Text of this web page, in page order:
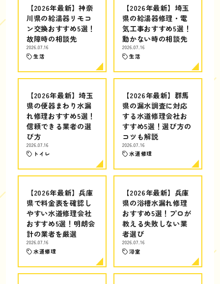
【2026年最新】神奈
川県の給湯器リモコ
ン交換おすすめ5選！
故障時の相談先
2026.07.16
生活
【2026年最新】埼玉
県の給湯器修理・電
気工事おすすめ5選！
動かない時の相談先
2026.07.16
生活
【2026年最新】埼玉
県の便器まわり水漏
れ修理おすすめ5選！
信頼できる業者の選
び方
2026.07.16
トイレ
【2026年最新】群馬
県の漏水調査に対応
する水道修理会社お
すすめ5選！選び方の
コツも解説
2026.07.16
水道修理
【2026年最新】兵庫
県で料金表を確認し
やすい水道修理会社
おすすめ5選！明朗会
計の業者を厳選
2026.07.16
水道修理
【2026年最新】兵庫
県の浴槽水漏れ修理
おすすめ5選！プロが
教える失敗しない業
者選び
2026.07.16
浴室